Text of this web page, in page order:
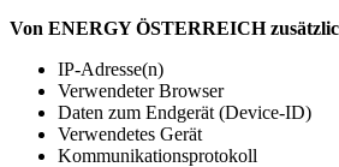
Von ENERGY ÖSTERREICH
IP-Adresse(n)
Verwendeter Browser
Daten zum Endgerät (Device-ID)
Verwendetes Gerät
Kommunikationsprotokoll